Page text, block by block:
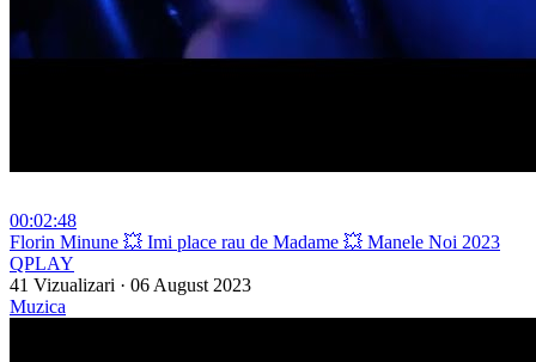
00:02:48
⁣Florin Minune 💥 Imi place rau de Madame 💥 Manele Noi 2023
QPLAY
41 Vizualizari · 06 August 2023
Muzica